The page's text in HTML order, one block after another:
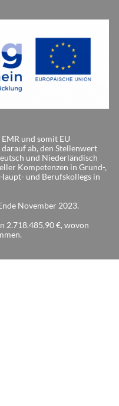
und somit EU
ab, den Stellenwert
und Niederländisch
Kompetenzen in Grund-,
und Berufskollegs in
November 2023.
2.718.485,90 €, wovon